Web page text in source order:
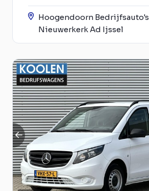
Hoogendoorn Bedrijfsauto's
Nieuwerkerk Ad Ijssel